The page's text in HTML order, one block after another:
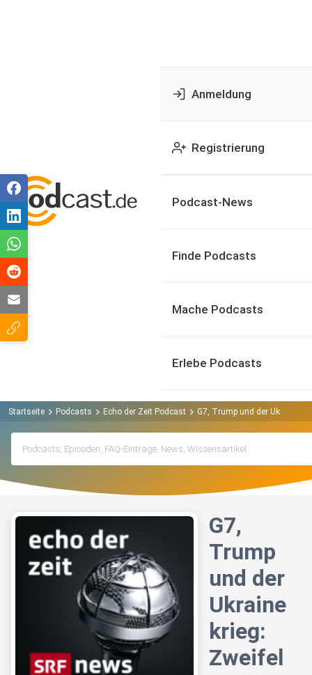
Anmeldung
Registrierung
Podcast-News
Finde Podcasts
Mache Podcasts
Erlebe Podcasts
Startseite Podcasts Echo der Zeit Podcast G7, Trump und der
G7,
Trump
und der
Ukraine
krieg:
Zweifel